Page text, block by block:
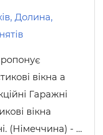
Долина,
вікна а
Гаражні
вікна
(Німеччина) - …